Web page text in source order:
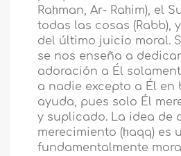
Raḥman, Ar- Raḥim), el
todas las cosas (Rabb),
del último juicio moral.
se nos enseña a
adoración a Él
a nadie excepto a Él en
ayuda, pues solo Él
y suplicado. La idea de
merecimiento (ḥaqq) es
fundamentalmente